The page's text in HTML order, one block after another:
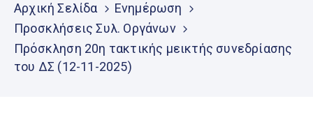
Ενημέρωση
Επικοινωνία
Μητρώο
Αρχική Σελίδα
Ενημέρωση
Προσκλήσεις Συλ. Οργάνων
Πρόσκληση 20η τακτικής μεικτής συνεδρίασης
του ΔΣ (12-11-2025)